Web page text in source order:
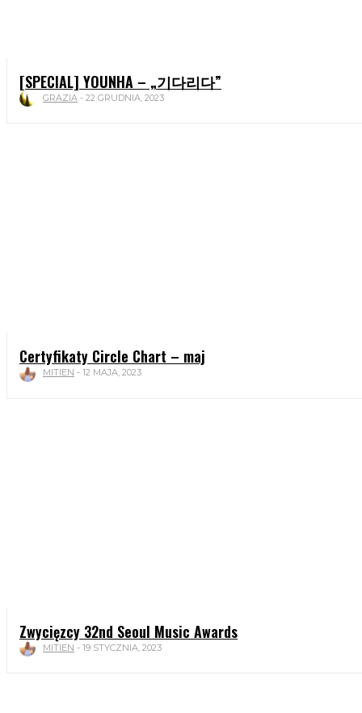
[SPECIAL] YOUNHA – „기다리다”
GRAZIA - 22 GRUDNIA, 2023
Certyfikaty Circle Chart – maj
MITIEN - 12 MAJA, 2023
Zwycięzcy 32nd Seoul Music Awards
MITIEN - 19 STYCZNIA, 2023